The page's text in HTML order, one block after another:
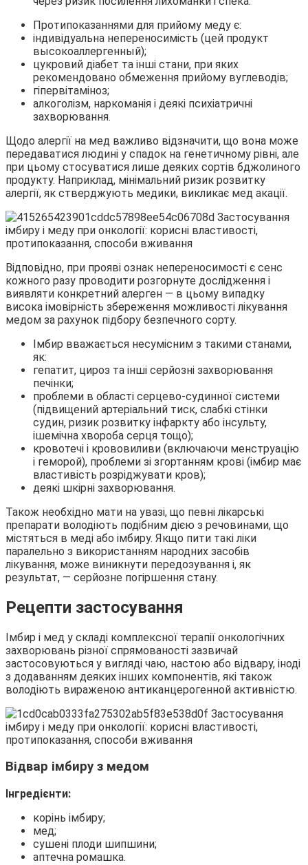
Протипоказаннями для прийому меду є:
індивідуальна непереносимість (цей продукт
высокоаллергенный);
цукровий діабет та інші стани, при яких
рекомендовано обмеження прийому вуглеводів;
гіпервітаміноз;
алкоголізм, наркоманія і деякі психіатричні
захворювання.
Щодо алергії на мед важливо відзначити, що вона може
передаватися людині у спадок на генетичному рівні, але
при цьому стосуватися лише деяких сортів бджолиного
продукту. Наприклад, мінімальний ризик розвитку
алергії, як стверджують медики, викликає мед акації.
Відповідно, при прояві ознак непереносимості є сенс
кожного разу проводити розгорнуте дослідження і
виявляти конкретний алерген — в цьому випадку
висока імовірність збереження можливості лікування
медом за рахунок підбору безпечного сорту.
Імбир вважається несумісним з такими станами,
як:
гепатит, цироз та інші серйозні захворювання
печінки;
проблеми в області серцево-судинної системи
(підвищений артеріальний тиск, слабкі стінки
судин, ризик розвитку інфаркту або інсульту,
ішемічна хвороба серця тощо);
кровотечі і крововиливи (включаючи менструацію
і геморой), проблеми зі згортанням крові (імбир має
властивість розріджувати кров);
деякі шкірні захворювання.
Також необхідно мати на увазі, що певні лікарські
препарати володіють подібним дією з речовинами, що
містяться в меді або імбиру. Якщо пити такі ліки
паралельно з використанням народних засобів
лікування, може виникнути передозування і, як
результат, — серйозне погіршення стану.
Рецепти застосування
Імбир і мед у складі комплексної терапії онкологічних
захворювань різної спрямованості зазвичай
застосовуються у вигляді чаю, настою або відвару, іноді
з додаванням деяких інших компонентів, які також
володіють вираженою антиканцерогенной активністю.
Відвар імбиру з медом
Інгредієнти:
корінь імбиру;
мед;
сушені плоди шипшини;
аптечна ромашка.